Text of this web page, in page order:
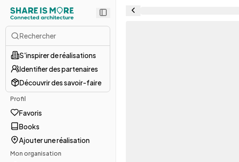
Rechercher
S'inspirer de réalisations
Identifier des partenaires
Découvrir des savoir-faire
Profil
Favoris
Books
Ajouter une réalisation
Mon organisation